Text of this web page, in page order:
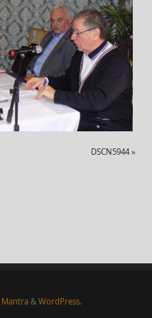
DSCN5944»
Mantra& WordPress.